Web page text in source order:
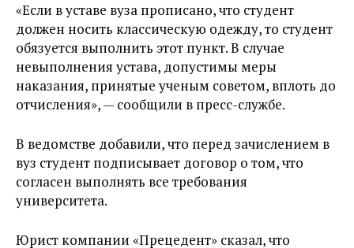
«Если в уставе вуза прописано, что студент
должен носить классическую одежду, то студент
обязуется выполнить этот пункт. В случае
невыполнения устава, допустимы меры
наказания, принятые ученым советом, вплоть до
отчисления», — сообщили в пресс-службе.
В ведомстве добавили, что перед зачислением в
вуз студент подписывает договор о том, что
согласен выполнять все требования
университета.
Юрист компании «Прецедент» сказал, что